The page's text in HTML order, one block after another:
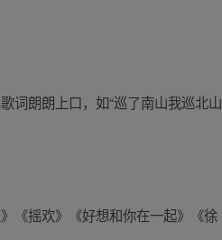
词朗朗上口，如“巡了南山我巡北山
《摇欢》《好想和你在一起》《徐